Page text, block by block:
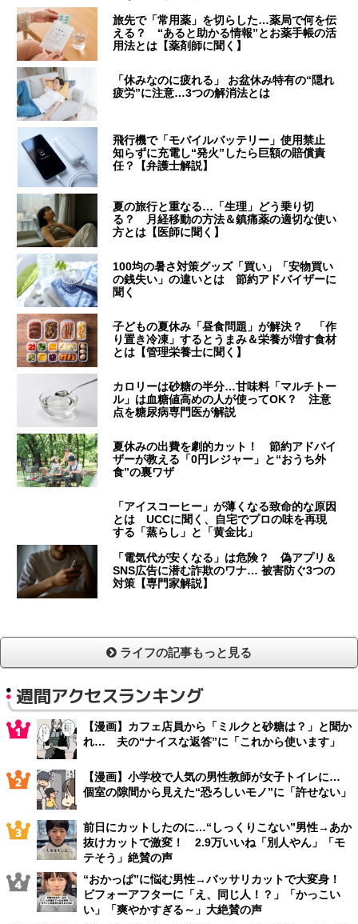
旅先で「常用薬」を切らした…薬局で何を伝
える？ “あると助かる情報”とお薬手帳の活
用法とは【薬剤師に聞く】
「休みなのに疲れる」 お盆休み特有の“隠れ
疲労”に注意…3つの解消法とは
飛行機で「モバイルバッテリー」使用禁止
知らずに充電し“発火”したら巨額の賠償責
任？【弁護士解説】
夏の旅行と重なる…「生理」どう乗り切
る？ 月経移動の方法＆鎮痛薬の適切な使い
方とは【医師に聞く】
100均の暑さ対策グッズ「買い」「安物買い
の銭失い」の違いとは 節約アドバイザーに
聞く
子どもの夏休み「昼食問題」が解決？ 「作
り置き冷凍」するとうまみ＆栄養が増す食材
とは【管理栄養士に聞く】
カロリーは砂糖の半分…甘味料「マルチトー
ル」は血糖値高めの人が使ってOK？ 注意
点を糖尿病専門医が解説
夏休みの出費を劇的カット！ 節約アドバイ
ザーが教える「0円レジャー」と“おうち外
食”の裏ワザ
「アイスコーヒー」が薄くなる致命的な原因
とは UCCに聞く、自宅でプロの味を再現
する「蒸らし」と「黄金比」
「電気代が安くなる」は危険？ 偽アプリ＆
SNS広告に潜む詐欺のワナ… 被害防ぐ3つの
対策【専門家解説】
ライフの記事もっと見る
週間アクセスランキング
【漫画】カフェ店員から「ミルクと砂糖は？」と聞か
れ… 夫の“ナイスな返答”に「これから使います」
【漫画】小学校で人気の男性教師が女子トイレに…
個室の隙間から見えた“恐ろしいモノ”に「許せない」
前日にカットしたのに…“しっくりこない”男性→あか
抜けカットで激変！ 2.9万いいね「別人やん」「モ
テそう」絶賛の声
“おかっぱ”に悩む男性→バッサリカットで大変身！
ビフォーアフターに「え、同じ人！？」「かっこい
い」「爽やかすぎる～」大絶賛の声